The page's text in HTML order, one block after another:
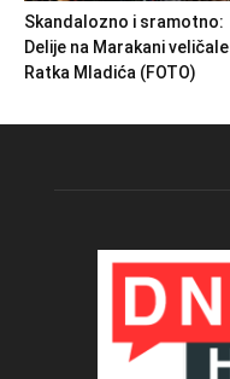
Skandalozno i sramotno:
Delije na Marakani veličale
Ratka Mladića (FOTO)